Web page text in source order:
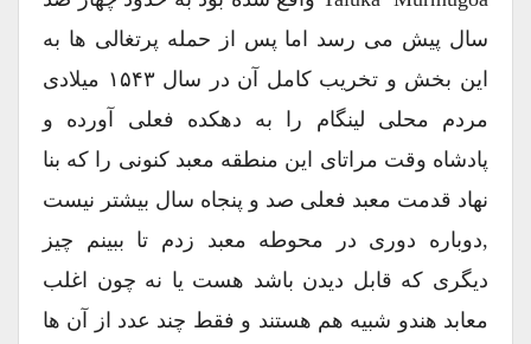
سال پیش می رسد اما پس از حمله پرتغالی ها به
این بخش و تخریب کامل آن در سال ۱۵۴۳ میلادی
مردم محلی لینگام را به دهکده فعلی آورده و
پادشاه وقت مراتای این منطقه معبد کنونی را که بنا
نهاد قدمت معبد فعلی صد و پنجاه سال بیشتر نیست
,دوباره دوری در محوطه معبد زدم تا ببینم چیز
دیگری که قابل دیدن باشد هست یا نه چون اغلب
معابد هندو شبیه هم هستند و فقط چند عدد از آن ها